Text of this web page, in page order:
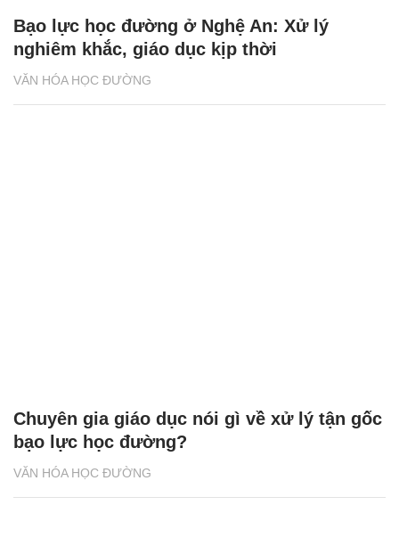
VĂN HÓA HỌC ĐƯỜNG
Bạo lực học đường ở Nghệ An: Xử lý
nghiêm khắc, giáo dục kịp thời
VĂN HÓA HỌC ĐƯỜNG
Chuyên gia giáo dục nói gì về xử lý tận gốc
bạo lực học đường?